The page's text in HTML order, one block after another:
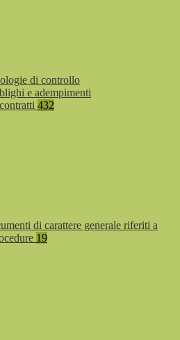
di controllo
e adempimenti
432
di carattere generale riferiti a
19